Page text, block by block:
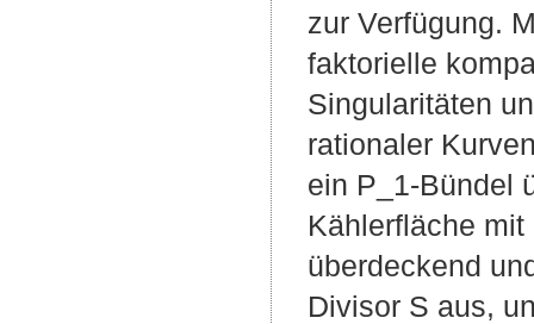
zur Verfügung.
faktorielle
Singularitäten
rationaler
ein P_1-Bündel
Kählerfläche
überdeckend
Divisor S aus,